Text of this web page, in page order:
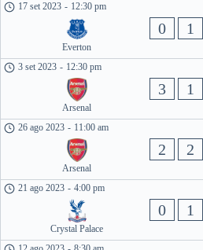
17 set 2023 - 12:30 pm
Everton
0 1
3 set 2023 - 12:30 pm
Arsenal
3 1
26 ago 2023 - 11:00 am
Arsenal
2 2
21 ago 2023 - 4:00 pm
Crystal Palace
0 1